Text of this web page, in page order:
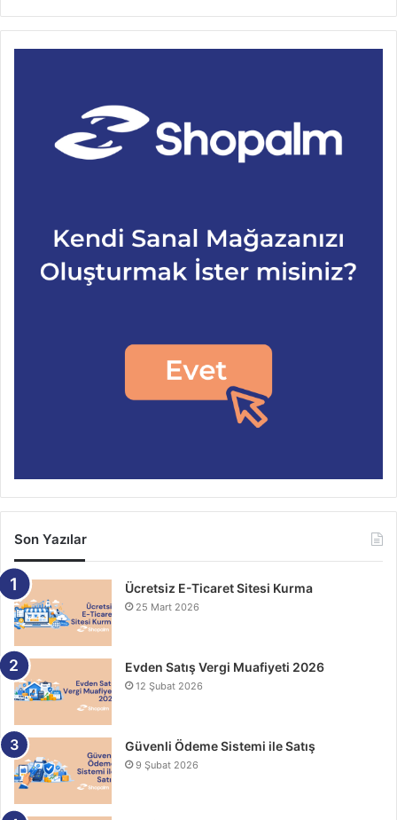
Son Yazılar
Ücretsiz E-Ticaret Sitesi Kurma
25 Mart 2026
Evden Satış Vergi Muafiyeti 2026
12 Şubat 2026
Güvenli Ödeme Sistemi ile Satış
9 Şubat 2026